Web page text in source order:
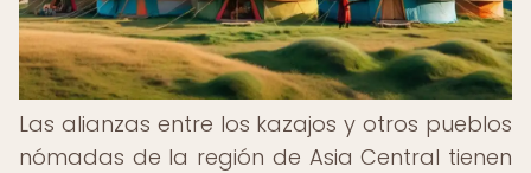
Las alianzas entre los kazajos y otros pueblos
nómadas de la región de Asia Central tienen